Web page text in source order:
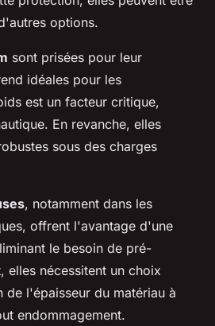
options.
sont prisées pour leur
idéales pour les
est un facteur critique,
En revanche, elles
sous des charges
, notamment dans les
offrent l'avantage d'une
le besoin de pré-
elles nécessitent un choix
de l'épaisseur du matériau à
endommagement.